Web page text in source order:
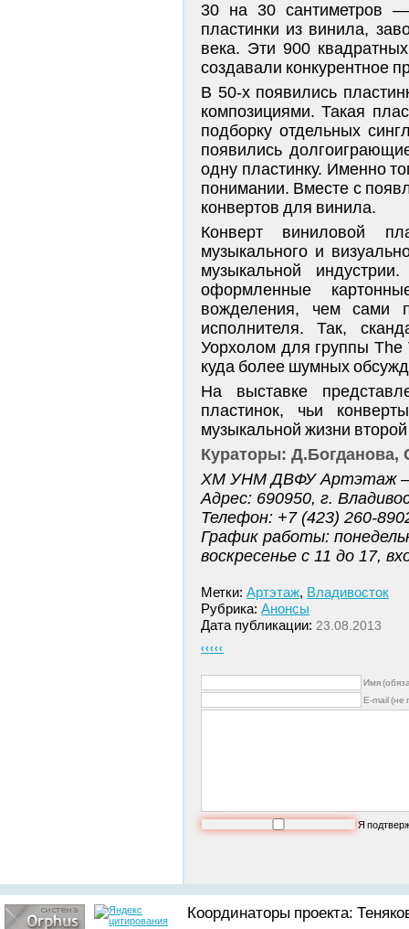
30 на 30 сантиметров
пластинки из винила,
века. Эти 900
создавали конкурентное
В 50-х появились
композициями. Такая
подборку отдельных
появились
одну пластинку. Именно
понимании. Вместе с
конвертов для винила.
Конверт виниловой
музыкального и
музыкальной
оформленные
вожделения, чем сами
исполнителя. Так,
Уорхолом для группы The
куда более шумных
На выставке
пластинок, чьи
музыкальной жизни
Кураторы: Д.Богданова,
ХМ УНМ ДВФУ Артэтаж —
Адрес: 690950, г.
Телефон: +7 (423) 260-
График работы:
воскресенье с 11 до 17,
Метки: Артэтаж, Владивосток
Рубрика: Анонсы
Дата публикации: 23.08.2013
‹‹‹‹‹
Имя
E-mail (не
Я
Координаторы проекта: